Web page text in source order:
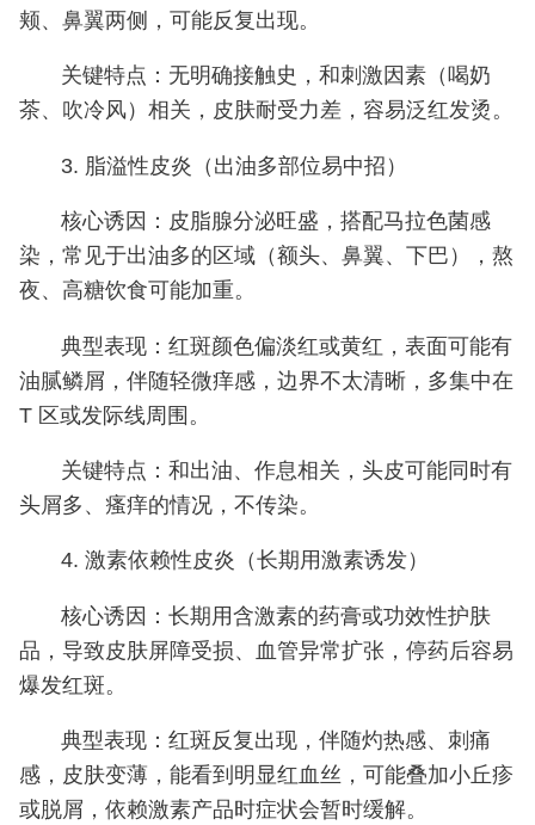
颊、鼻翼两侧，可能反复出现。
关键特点：无明确接触史，和刺激因素（喝奶
茶、吹冷风）相关，皮肤耐受力差，容易泛红发烫。
3. 脂溢性皮炎（出油多部位易中招）
核心诱因：皮脂腺分泌旺盛，搭配马拉色菌感
染，常见于出油多的区域（额头、鼻翼、下巴），熬
夜、高糖饮食可能加重。
典型表现：红斑颜色偏淡红或黄红，表面可能有
油腻鳞屑，伴随轻微痒感，边界不太清晰，多集中在
T 区或发际线周围。
关键特点：和出油、作息相关，头皮可能同时有
头屑多、瘙痒的情况，不传染。
4. 激素依赖性皮炎（长期用激素诱发）
核心诱因：长期用含激素的药膏或功效性护肤
品，导致皮肤屏障受损、血管异常扩张，停药后容易
爆发红斑。
典型表现：红斑反复出现，伴随灼热感、刺痛
感，皮肤变薄，能看到明显红血丝，可能叠加小丘疹
或脱屑，依赖激素产品时症状会暂时缓解。